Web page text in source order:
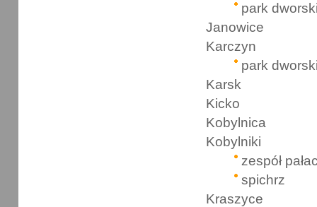
park
Janowice
Karczyn
park
Karsk
Kicko
Kobylnica
Kobylniki
zespół
spichrz
Kraszyce